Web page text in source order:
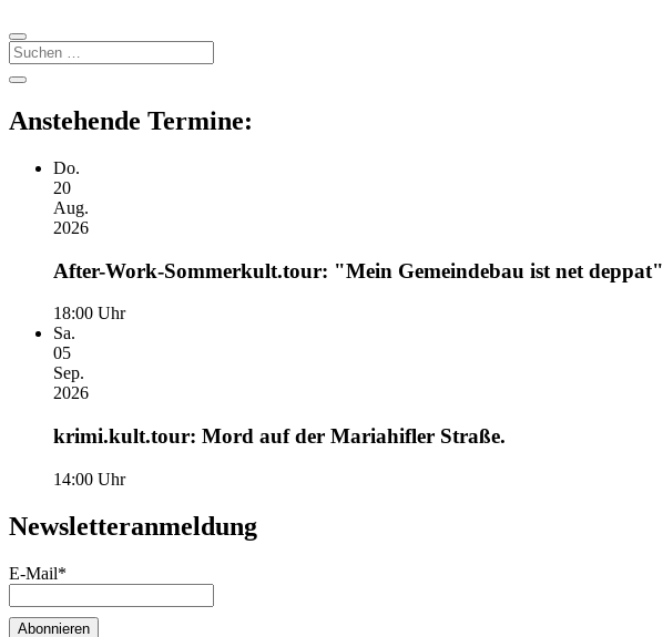
Suchen
Seitenleiste
Seitenleiste
Anstehende Termine:
Do.
20
Aug.
2026
After-Work-Sommerkult.tour: "Mein Gemeindebau ist net deppat"
18:00 Uhr
Sa.
05
Sep.
2026
krimi.kult.tour: Mord auf der Mariahifler Straße.
14:00 Uhr
Newsletteranmeldung
E-Mail*